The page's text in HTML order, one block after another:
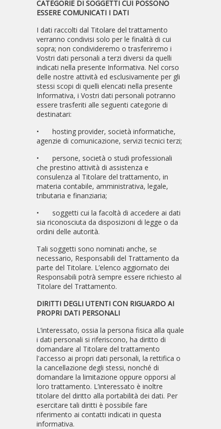
CATEGORIE DI SOGGETTI CUI POSSONO
ESSERE COMUNICATI I DATI
I dati raccolti dal Titolare del trattamento
verranno condivisi solo per le finalità di cui
sopra; non condivideremo o trasferiremo i
Vostri dati personali a terzi diversi da quelli
indicati nella presente Informativa. Nel corso
delle nostre attività ed esclusivamente per gli
stessi scopi di quelli elencati nella presente
Informativa, i Vostri dati personali potranno
essere trasferiti alle seguenti categorie di
destinatari:
•
hosting provider, società informatiche,
agenzie di comunicazione, servizi tecnici terzi;
•
persone, società o studi professionali
che prestino attività di assistenza e
consulenza al Titolare del trattamento, in
materia contabile, amministrativa, legale,
tributaria e finanziaria;
•
soggetti cui la facoltà di accedere ai dati
sia riconosciuta da disposizioni di legge o da
ordini delle autorità.
Tali soggetti sono nominati anche, se
necessario, Responsabili del Trattamento da
parte del Titolare. L’elenco aggiornato dei
Responsabili potrà sempre essere richiesto al
Titolare del Trattamento.
DIRITTI DEGLI UTENTI CON RIGUARDO AI
PROPRI DATI PERSONALI
L’interessato, ossia la persona fisica alla quale
i dati personali si riferiscono, ha diritto di
domandare al Titolare del trattamento
l'accesso ai propri dati personali, la rettifica o
la cancellazione degli stessi, nonché di
domandare la limitazione oppure opporsi al
loro trattamento. L’interessato è inoltre
titolare del diritto alla portabilità dei dati. Per
esercitare tali diritti è possibile fare
riferimento ai contatti indicati in questa
informativa.